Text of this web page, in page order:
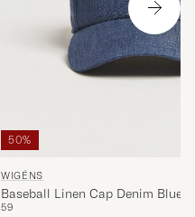
50%
WIGÉNS
Baseball Linen Cap Denim Blue
59